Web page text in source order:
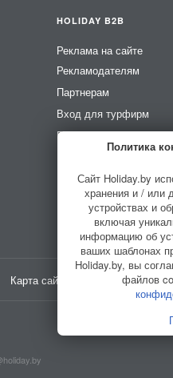
HOLIDAY B2B
Реклама на сайте
Рекламодателям
Партнерам
Вход для турфирм
Вход для усадеб
Карта сайта
Политика
Сайт Holiday.by
хранения и / или
устройствах и
включая
информацию об
ваших шаблонах
Holiday.by, вы
файлов